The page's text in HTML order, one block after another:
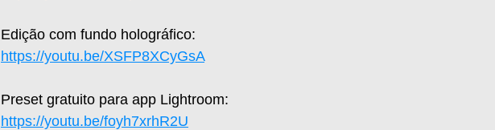
Edição com fundo holográfico:
https://youtu.be/XSFP8XCyGsA
Preset gratuito para app Lightroom:
https://youtu.be/foyh7xrhR2U